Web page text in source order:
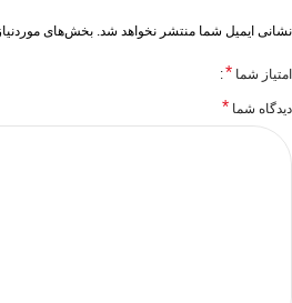
نشانی ایمیل شما منتشر نخواهد شد. بخش‌های
امتیاز شما *
دیدگاه شما *